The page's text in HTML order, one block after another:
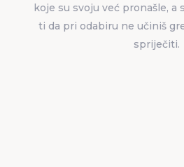
koje su svoju već pronašle, a
ti da pri odabiru ne učiniš
spriječiti.